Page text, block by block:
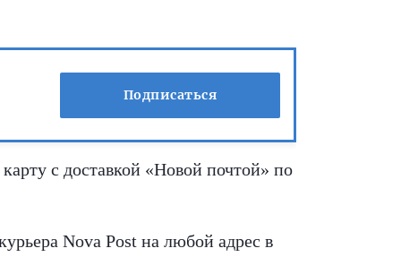
Подписаться
с доставкой «Новой почтой» по
Nova Post на любой адрес в